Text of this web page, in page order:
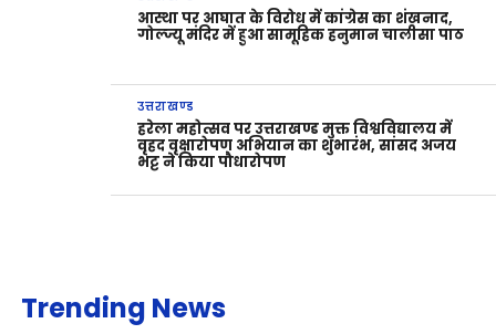
आस्था पर आघात के विरोध में कांग्रेस का शंखनाद,
गोल्ज्यू मंदिर में हुआ सामूहिक हनुमान चालीसा पाठ
उत्तराखण्ड
हरेला महोत्सव पर उत्तराखण्ड मुक्त विश्वविद्यालय में
वृहद वृक्षारोपण अभियान का शुभारंभ, सांसद अजय
भट्ट ने किया पौधारोपण
Trending News